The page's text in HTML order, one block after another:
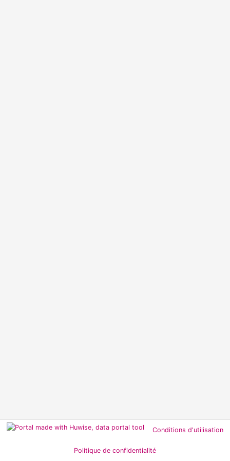
Conditions d'utilisation
Politique de confidentialité